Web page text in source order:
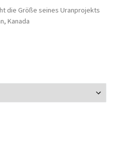
die Größe seines Uranprojekts
Kanada